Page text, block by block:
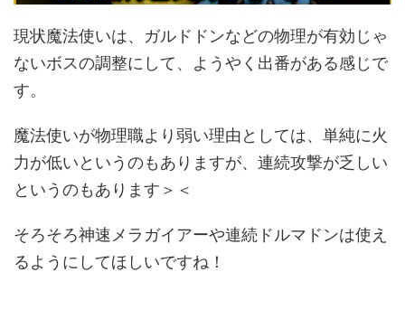
現状魔法使いは、ガルドドンなどの物理が有効じゃ
ないボスの調整にして、ようやく出番がある感じで
す。
魔法使いが物理職より弱い理由としては、単純に火
力が低いというのもありますが、連続攻撃が乏しい
というのもあります＞＜
そろそろ神速メラガイアーや連続ドルマドンは使え
るようにしてほしいですね！